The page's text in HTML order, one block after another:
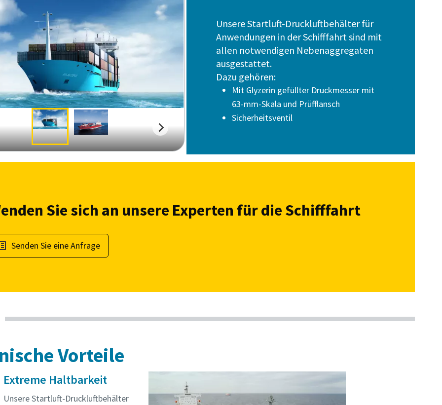
Unsere Startluft-Druckluftbehälter für
Anwendungen in der Schifffahrt sind mit
allen notwendigen Nebenaggregaten
ausgestattet.
Dazu gehören:
Mit Glyzerin gefüllter Druckmesser mit
63-mm-Skala und Prüfflansch
Sicherheitsventil
Sie sich an unsere Experten für die Schifffahrt
Senden Sie eine Anfrage
Vorteile
Extreme Haltbarkeit
Unsere Startluft-Druckluftbehälter